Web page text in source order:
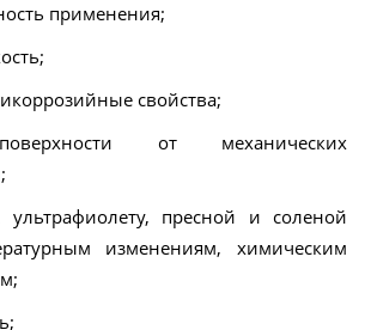
применения;
свойства;
от механических
ультрафиолету, пресной и соленой
изменениям, химическим